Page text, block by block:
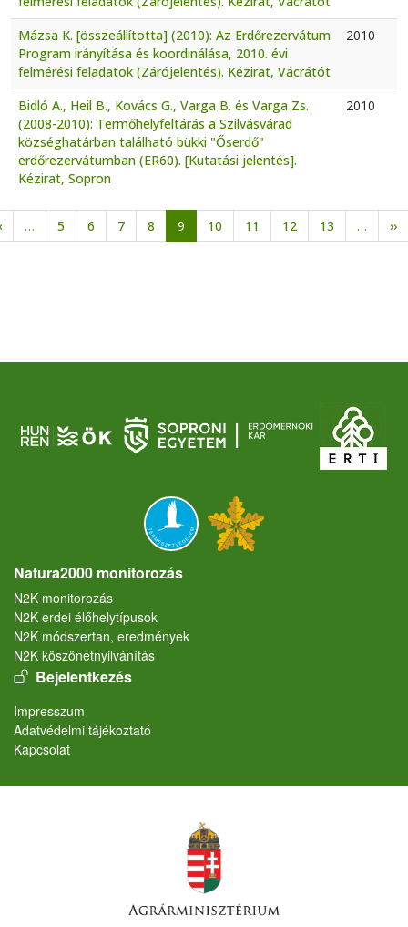
Mázsa K. [összeállította] (2010): Az Erdőrezervátum
Program irányítása és koordinálása, 2010. évi
felmérési feladatok (Zárójelentés). Kézirat, Vácrátót
2010
Bidló A., Heil B., Kovács G., Varga B. és Varga Zs.
(2008-2010): Termőhelyfeltárás a Szilvásvárad
községhatárban található bükki "Őserdő"
erdőrezervátumban (ER60). [Kutatási jelentés].
Kézirat, Sopron
2010
Oldalszámozás
Előző oldal
… 5 6 7 8 9 10 11 12 13 … ››
Natura2000 monitorozás
N2K monitorozás
N2K erdei élőhelytípusok
N2K módszertan, eredmények
N2K köszönetnyilvánítás
User account menu
Bejelentkezés
Lábléc
Impresszum
Adatvédelmi tájékoztató
Kapcsolat